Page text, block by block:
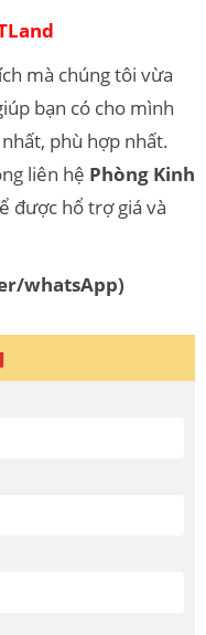
mà chúng tôi vừa
bạn có cho mình
phù hợp nhất.
liên hệ Phòng Kinh
được hổ trợ giá và
whatsApp)